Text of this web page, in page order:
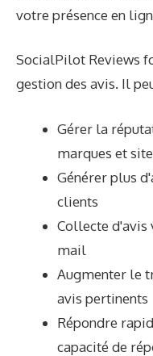
votre présence en
SocialPilot Reviews
gestion des avis. Il
Gérer la
marques et
Générer plus
clients
Collecte d'avis
mail
Augmenter le
avis pertinents
Répondre
capacité de